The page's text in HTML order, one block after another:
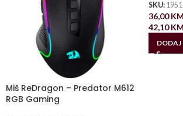
Miš ReDragon – Predator M612
RGB Gaming
SKU:
36,00KM
42,10KM
DODAJ